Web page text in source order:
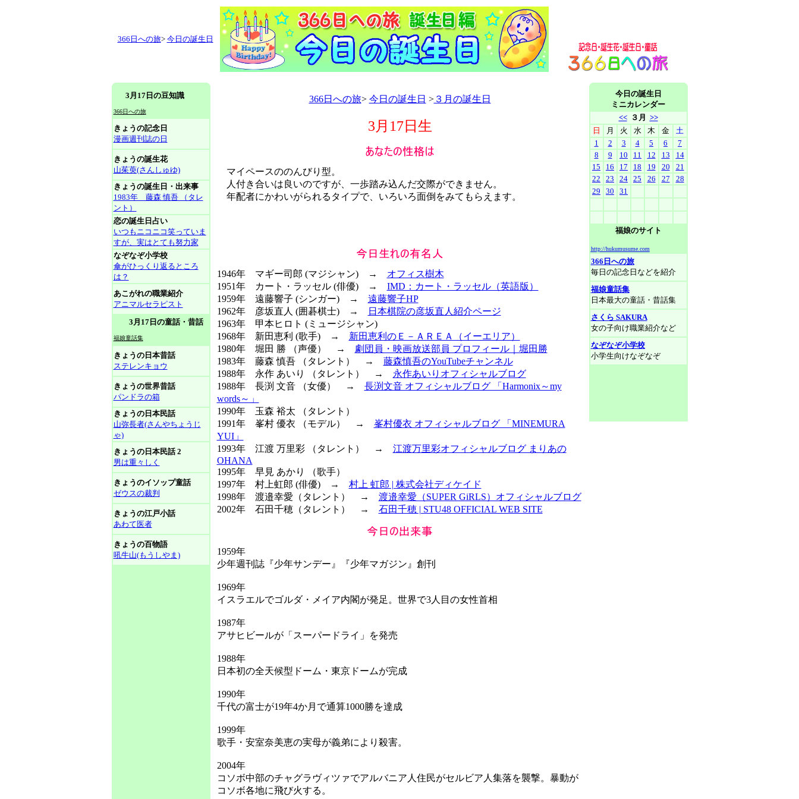
366日への旅> 今日の誕生日
3月17日の豆知識
366日への旅
きょうの記念日
漫画週刊誌の日
きょうの誕生花
山茱萸(さんしゅゆ)
きょうの誕生日・出来事
1983年 藤森 慎吾 （タレ
ント）
恋の誕生日占い
いつもニコニコ笑っていま
すが、実はとても努力家
なぞなぞ小学校
傘がひっくり返るところ
は？
あこがれの職業紹介
アニマルセラピスト
3月17日の童話・昔話
福娘童話集
きょうの日本昔話
ステレンキョウ
きょうの世界昔話
パンドラの箱
きょうの日本民話
山弥長者(さんやちょうじ
ゃ)
きょうの日本民話 2
男は重々しく
きょうのイソップ童話
ゼウスの裁判
きょうの江戸小話
あわて医者
きょうの百物語
吼牛山(もうしやま)
366日への旅> 今日の誕生日 >３月の誕生日
3月17日生
マイペースののんびり型。
人付き合いは良いのですが、一歩踏み込んだ交際ができません。
年配者にかわいがられるタイプで、いろいろ面倒をみてもらえます。
1946年 マギー司郎 (マジシャン) → オフィス樹木
1951年 カート・ラッセル (俳優) → IMD：カート・ラッセル（英語版）
1959年 遠藤響子 (シンガー) → 遠藤響子HP
1962年 彦坂直人 (囲碁棋士) →
日本棋院の彦坂直人紹介ページ
1963年 甲本ヒロト (ミュージシャン)
1968年 新田恵利 (歌手) → 新田恵利のＥ－ＡＲＥＡ（イーエリア）
1980年 堀田 勝 （声優） → 劇団員・映画放送部員 プロフィール｜堀田勝
1983年 藤森 慎吾 （タレント） → 藤森慎吾のYouTubeチャンネル
1988年 永作 あいり （タレント） → 永作あいりオフィシャルブログ
1988年 長渕 文音 （女優） → 長渕文音 オフィシャルブログ 「Harmonix～my
words～」
1990年 玉森 裕太 （タレント）
1991年 峯村 優衣 （モデル） → 峯村優衣 オフィシャルブログ 「MINEMURA
YUI」
1993年 江渡 万里彩 （タレント） → 江渡万里彩オフィシャルブログ まりあの
OHANA
1995年 早見 あかり （歌手）
1997年 村上虹郎 (俳優) → 村上 虹郎 | 株式会社ディケイド
1998年 渡邉幸愛（タレント） → 渡邉幸愛（SUPER GiRLS）オフィシャルブログ
2002年 石田千穂（タレント） → 石田千穂 | STU48 OFFICIAL WEB SITE
1959年
少年週刊誌『少年サンデー』『少年マガジン』創刊
1969年
イスラエルでゴルダ・メイア内閣が発足。世界で3人目の女性首相
1987年
アサヒビールが「スーパードライ」を発売
1988年
日本初の全天候型ドーム・東京ドームが完成
1990年
千代の富士が19年4か月で通算1000勝を達成
1999年
歌手・安室奈美恵の実母が義弟により殺害。
2004年
コソボ中部のチャグラヴィツァでアルバニア人住民がセルビア人集落を襲撃。暴動が
コソボ各地に飛び火する。
今日の誕生日
ミニカレンダー
<<３月 >>
日
月 火 水 木 金
土
1
2 3 4 5 6
7
8
9 10 11 12 13
14
15
16 17 18 19 20
21
22
23 24 25 26 27
28
29
30 31
福娘のサイト
http://hukumusume.com
366日への旅
毎日の記念日などを紹介
福娘童話集
日本最大の童話・昔話集
さくら SAKURA
女の子向け職業紹介など
なぞなぞ小学校
小学生向けなぞなぞ